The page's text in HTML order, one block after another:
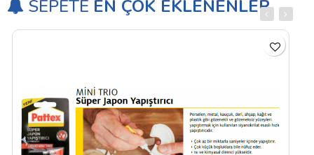
SEPETE EN ÇOK EKLENENLER